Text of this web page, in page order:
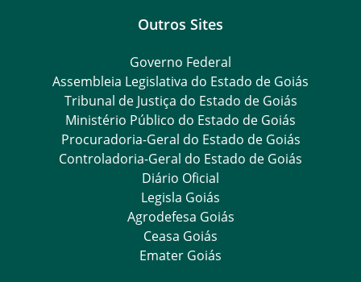
Outros Sites
Governo Federal
Assembleia Legislativa do Estado de Goiás
Tribunal de Justiça do Estado de Goiás
Ministério Público do Estado de Goiás
Procuradoria-Geral do Estado de Goiás
Controladoria-Geral do Estado de Goiás
Diário Oficial
Legisla Goiás
Agrodefesa Goiás
Ceasa Goiás
Emater Goiás